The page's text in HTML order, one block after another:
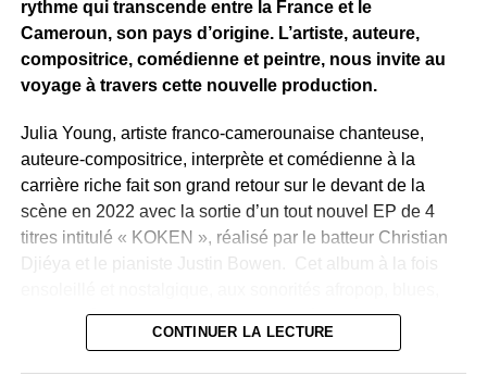
rythme qui transcende entre la France et le
Cameroun, son pays d’origine. L’artiste, auteure,
compositrice, comédienne et peintre, nous invite au
voyage à travers cette nouvelle production.
Julia Young, artiste franco-camerounaise chanteuse,
auteure-compositrice, interprète et comédienne à la
carrière riche fait son grand retour sur le devant de la
scène en 2022 avec la sortie d’un tout nouvel EP de 4
titres intitulé « KOKEN », réalisé par le batteur Christian
Djiéya et le pianiste Justin Bowen. Cet album à la fois
jazz et même des influences reggae, évoque des
thématiques fortes et d’actualité avec douceur et
mélancolie. Cette artiste, influencée par Nina Simone,
CONTINUER LA LECTURE